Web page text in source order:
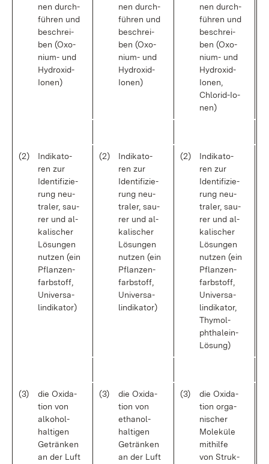
nen durch­
füh­ren und
be­schrei­
ben (Oxo­
ni­um- und
Hy­droxi­d-
Io­nen)
nen durch­
füh­ren und
be­schrei­
ben (Oxo­
ni­um- und
Hy­droxi­d-
Io­nen)
nen durch­
füh­ren und
be­schrei­
ben (Oxo­
ni­um- und
Hy­droxi­d-
Io­nen,
Chlo­ri­d-Io­
nen)
(2)
In­di­ka­to­
ren zur
Iden­ti­fi­zie­
rung neu­
tra­ler, sau­
rer und al­
ka­li­scher
Lö­sun­gen
nut­zen (ein
Pflan­zen­
farb­stoff,
Uni­ver­sa­
lin­di­ka­tor)
(2)
In­di­ka­to­
ren zur
Iden­ti­fi­zie­
rung neu­
tra­ler, sau­
rer und al­
ka­li­scher
Lö­sun­gen
nut­zen (ein
Pflan­zen­
farb­stoff,
Uni­ver­sa­
lin­di­ka­tor)
(2)
In­di­ka­to­
ren zur
Iden­ti­fi­zie­
rung neu­
tra­ler, sau­
rer und al­
ka­li­scher
Lö­sun­gen
nut­zen (ein
Pflan­zen­
farb­stoff,
Uni­ver­sa­
lin­di­ka­tor,
Thy­mol­
phthalein-
Lö­sung)
(3)
die Oxi­da­
ti­on von
al­ko­hol­
hal­ti­gen
Ge­trän­ken
an der Luft
(3)
die Oxi­da­
ti­on von
etha­nol­
hal­ti­gen
Ge­trän­ken
an der Luft
(3)
die Oxi­da­
ti­on or­ga­
ni­scher
Mo­le­kü­le
mit­hil­fe
von Struk­